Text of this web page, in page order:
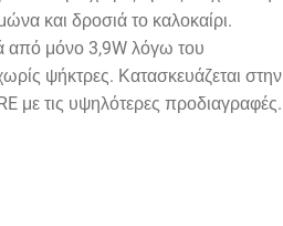
και δροσιά το καλοκαίρι.
από μόνο 3,9W λόγω του
ψήκτρες. Κατασκευάζεται στην
με τις υψηλότερες προδιαγραφές.